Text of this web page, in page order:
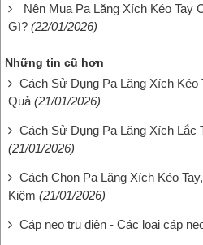
Nên Mua Pa Lăng Xích Kéo Tay
Gì? (22/01/2026)
Những tin cũ hơn
Cách Sử Dụng Pa Lăng Xích Kéo
Quả (21/01/2026)
Cách Sử Dụng Pa Lăng Xích Lắc
(21/01/2026)
Cách Chọn Pa Lăng Xích Kéo
Kiệm (21/01/2026)
Cáp neo trụ điện - Các loại cáp